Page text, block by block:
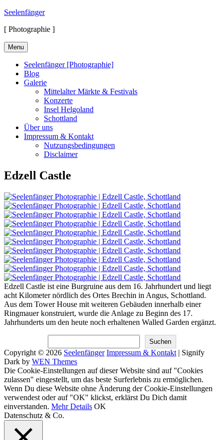
Skip
content
Seelenfänger
[ Photographie ]
Menu
Seelenfänger [Photographie]
Blog
Galerie
Mittelalter Märkte & Festivals
Konzerte
Insel Helgoland
Schottland
Über uns
Impressum & Kontakt
Nutzungsbedingungen
Disclaimer
Edzell Castle
Edzell Castle ist eine Burgruine aus dem 16. Jahrhundert und liegt
acht Kilometer nördlich des Ortes Brechin in Angus, Schottland.
Aus dem Tower House mit weiteren Gebäuden innerhalb einer
Ringmauer konstruiert, wurde die Anlage zu Beginn des 17.
Jahrhunderts um den heute noch erhaltenen Walled Garden ergänzt.
Suchen
Copyright © 2026 Seelenfänger Impressum & Kontakt | Signify
Dark by WEN Themes
Scroll
Up
Die Cookie-Einstellungen auf dieser Website sind auf "Cookies
zulassen" eingestellt, um das beste Surferlebnis zu ermöglichen.
Wenn Du diese Website ohne Änderung der Cookie-Einstellungen
verwendest oder auf "OK" klickst, erklärst Du Dich damit
einverstanden. Mehr Details OK
Datenschutz & Co.